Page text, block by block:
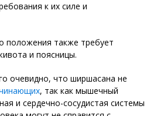
к их силе и
положения также требует
и поясницы.
очевидно, что ширшасана не
, так как мышечный
и сердечно-сосудистая системы